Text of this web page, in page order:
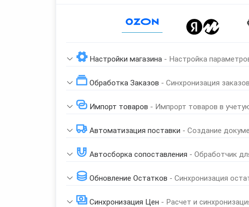
Настройки магазина - Настройка
Обработка Заказов - Синхронизация
Импорт товаров - Импрорт товаров в
Автоматизация поставки - Создание
Автосборка сопоставления - Обработчик
Обновление Остатков - Синхронизация
Синхронизация Цен - Расчет и